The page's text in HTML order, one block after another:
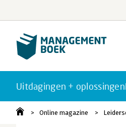
Uitdagingen + oplossingen
Online magazine